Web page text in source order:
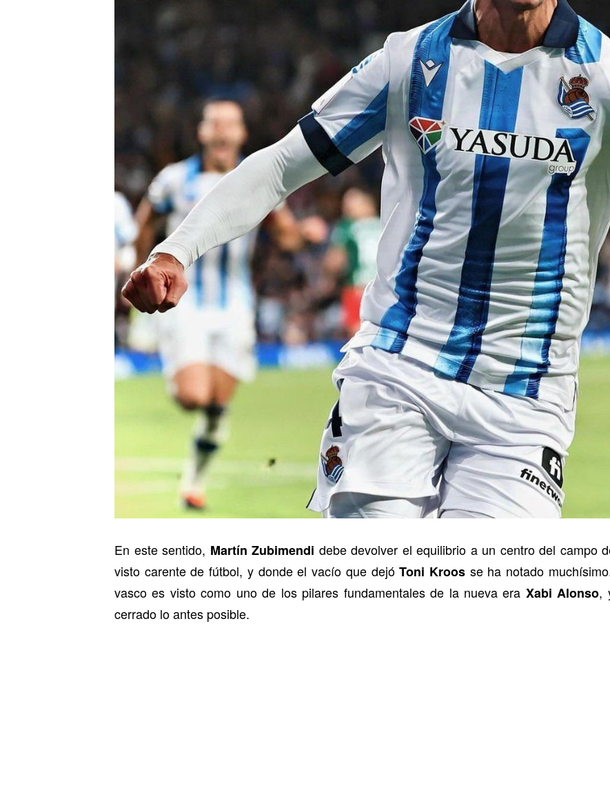
En este sentido, Martín Zubimendi debe devolver el equilibrio a un centro del campo
visto carente de fútbol, y donde el vacío que dejóToni Kroos se ha notado
vasco es visto como uno de los pilares fundamentales de la nueva era Xabi Alonso,
cerrado lo antes posible.